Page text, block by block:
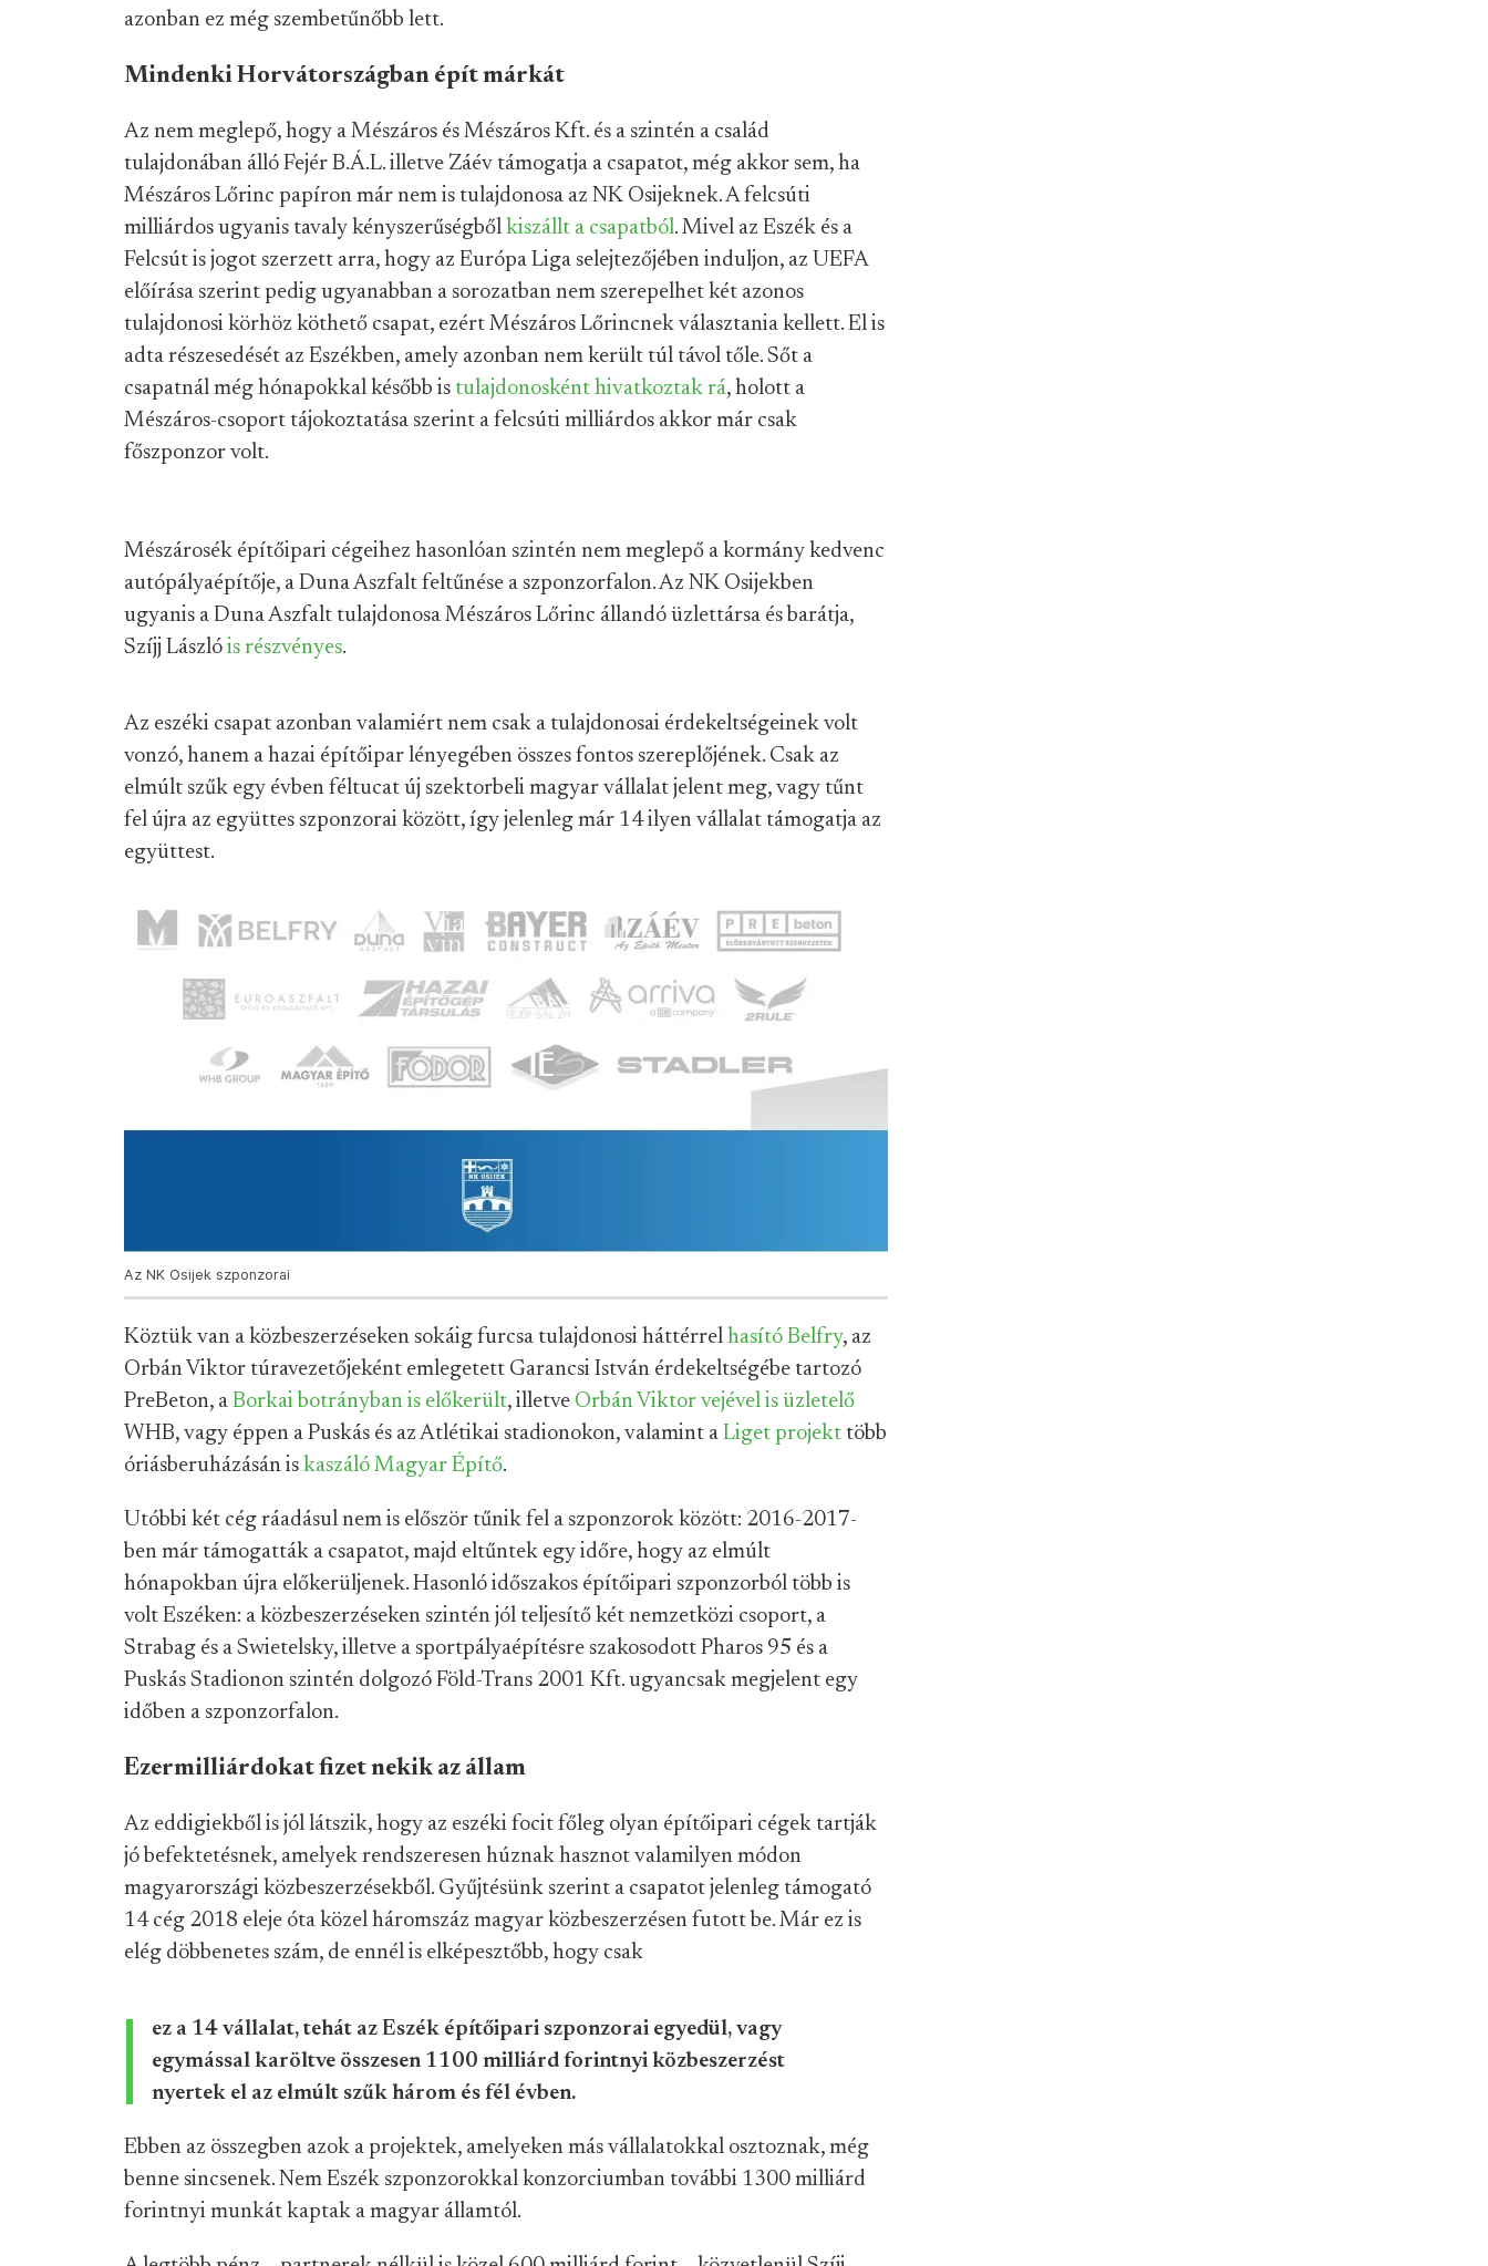
azonban ez még szembetűnőbb lett.
Mindenki Horvátországban épít márkát
Az nem meglepő, hogy a Mészáros és Mészáros Kft. és a szintén a család
tulajdonában álló Fejér B.Á.L. illetve Záév támogatja a csapatot, még akkor sem, ha
Mészáros Lőrinc papíron már nem is tulajdonosa az NK Osijeknek. A felcsúti
milliárdos ugyanis tavaly kényszerűségből kiszállt a csapatból. Mivel az Eszék és a
Felcsút is jogot szerzett arra, hogy az Európa Liga selejtezőjében induljon, az UEFA
előírása szerint pedig ugyanabban a sorozatban nem szerepelhet két azonos
tulajdonosi körhöz köthető csapat, ezért Mészáros Lőrincnek választania kellett. El is
adta részesedését az Eszékben, amely azonban nem került túl távol tőle. Sőt a
csapatnál még hónapokkal később is tulajdonosként hivatkoztak rá, holott a
Mészáros-csoport tájokoztatása szerint a felcsúti milliárdos akkor már csak
főszponzor volt.
Mészárosék építőipari cégeihez hasonlóan szintén nem meglepő a kormány kedvenc
autópályaépítője, a Duna Aszfalt feltűnése a szponzorfalon. Az NK Osijekben
ugyanis a Duna Aszfalt tulajdonosa Mészáros Lőrinc állandó üzlettársa és barátja,
Szíjj László is részvényes.
Az eszéki csapat azonban valamiért nem csak a tulajdonosai érdekeltségeinek volt
vonzó, hanem a hazai építőipar lényegében összes fontos szereplőjének. Csak az
elmúlt szűk egy évben féltucat új szektorbeli magyar vállalat jelent meg, vagy tűnt
fel újra az együttes szponzorai között, így jelenleg már 14 ilyen vállalat támogatja az
együttest.
Az NK Osijek szponzorai
Köztük van a közbeszerzéseken sokáig furcsa tulajdonosi háttérrel hasító Belfry, az
Orbán Viktor túravezetőjeként emlegetett Garancsi István érdekeltségébe tartozó
PreBeton, a Borkai botrányban is előkerült, illetve Orbán Viktor vejével is üzletelő
WHB, vagy éppen a Puskás és az Atlétikai stadionokon, valamint a Liget projekt több
óriásberuházásán is kaszáló Magyar Építő.
Utóbbi két cég ráadásul nem is először tűnik fel a szponzorok között: 2016-2017-
ben már támogatták a csapatot, majd eltűntek egy időre, hogy az elmúlt
hónapokban újra előkerüljenek. Hasonló időszakos építőipari szponzorból több is
volt Eszéken: a közbeszerzéseken szintén jól teljesítő két nemzetközi csoport, a
Strabag és a Swietelsky, illetve a sportpályaépítésre szakosodott Pharos 95 és a
Puskás Stadionon szintén dolgozó Föld-Trans 2001 Kft. ugyancsak megjelent egy
időben a szponzorfalon.
Ezermilliárdokat fizet nekik az állam
Az eddigiekből is jól látszik, hogy az eszéki focit főleg olyan építőipari cégek tartják
jó befektetésnek, amelyek rendszeresen húznak hasznot valamilyen módon
magyarországi közbeszerzésekből. Gyűjtésünk szerint a csapatot jelenleg támogató
14 cég 2018 eleje óta közel háromszáz magyar közbeszerzésen futott be. Már ez is
elég döbbenetes szám, de ennél is elképesztőbb, hogy csak
ez a 14 vállalat, tehát az Eszék építőipari szponzorai egyedül, vagy
egymással karöltve összesen 1100 milliárd forintnyi közbeszerzést
nyertek el az elmúlt szűk három és fél évben.
Ebben az összegben azok a projektek, amelyeken más vállalatokkal osztoznak, még
benne sincsenek. Nem Eszék szponzorokkal konzorciumban további 1300 milliárd
forintnyi munkát kaptak a magyar államtól.